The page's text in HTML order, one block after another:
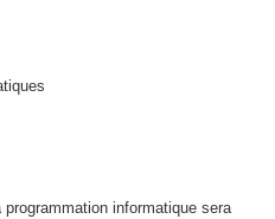
informatique sera